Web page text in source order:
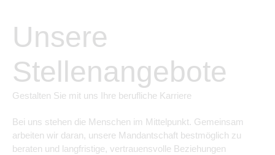
Unsere
Stellenangebote
Gestalten Sie mit uns Ihre berufliche Karriere
Bei uns stehen die Menschen im Mittelpunkt. Gemeinsam
arbeiten wir daran, unsere Mandantschaft bestmöglich zu
beraten und langfristige, vertrauensvolle Beziehungen